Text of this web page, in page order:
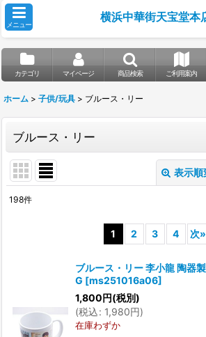
メニュー
横浜中華街天宝堂本
カテゴリ マイページ 商品検索 ご利用案内
ホーム > 子供/玩具 > ブルース・リー
ブルース・リー
表示順
絞り込む
198件
1 2 3 4 次»
ブルース・リー 李小龍 陶器
G [ms251016a06]
1,800円(税別)
(税込: 1,980円)
在庫わずか